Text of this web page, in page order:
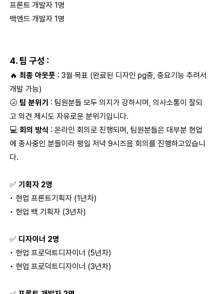
프론트 개발자 1명
백엔드 개발자 1명
4. 팀 구성 :
🔥 최종 아웃풋 : 3월 목표 (완료된 디자인 pg중, 중요기능 추려서
개발 가능)
🌝 팀 분위기 : 팀원분들 모두 의지가 강하시며, 의사소통이 잘되
고 의견 제시도 자유로운 분위기입니다.
💻 회의 방식 : 온라인 회의로 진행되며, 팀원분들은 대부분 현업
에 종사중인 분들이라 평일 저녁 9시즈음 회의를 진행하고있습니
다.
✅ 기획자 2명
• 현업 프론트기획자 (1년차)
• 현업 백 기획자 (3년차)
✅ 디자이너 2명
• 현업 프로덕트디자이너 (5년차)
• 현업 프로덕트디자이너 (3년차)